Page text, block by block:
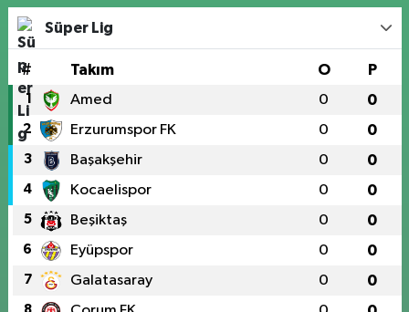
Süper Lig
# Takım O P
1 Amed 0 0
2 Erzurumspor FK 0 0
3 Başakşehir 0 0
4 Kocaelispor 0 0
5 Beşiktaş 0 0
6 Eyüpspor 0 0
7 Galatasaray 0 0